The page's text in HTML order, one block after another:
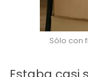
Sólo con